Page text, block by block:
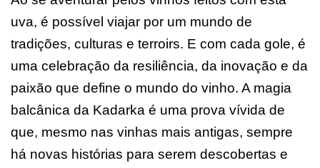
uva, é possível viajar por um mundo de
tradições, culturas e terroirs. E com cada gole, é
uma celebração da resiliência, da inovação e da
paixão que define o mundo do vinho. A magia
balcânica da Kadarka é uma prova vívida de
que, mesmo nas vinhas mais antigas, sempre
há novas histórias para serem descobertas e